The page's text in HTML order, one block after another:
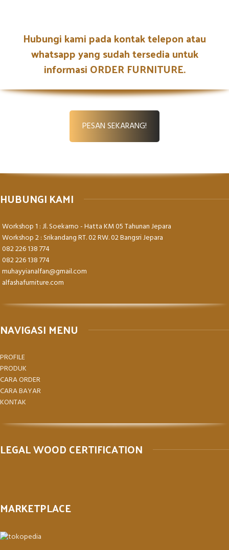
Hubungi kami pada kontak telepon atau
whatsapp yang sudah tersedia untuk
informasi ORDER FURNITURE.
PESAN SEKARANG!
HUBUNGI KAMI
Workshop 1 : Jl. Soekarno - Hatta KM 05 Tahunan Jepara
Workshop 2 : Srikandang RT. 02 RW. 02 Bangsri Jepara
082 226 138 774
082 226 138 774
muhayyianalfan@gmail.com
alfashafurniture.com
NAVIGASI MENU
PROFILE
PRODUK
CARA ORDER
CARA BAYAR
KONTAK
LEGAL WOOD CERTIFICATION
MARKETPLACE